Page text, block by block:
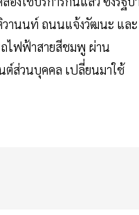
านนท์ ถนนแจ้งวัฒนะ และ
ถไฟฟ้าสายสีชมพู ผ่าน
ต์ส่วนบุคคล เปลี่ยนมาใช้